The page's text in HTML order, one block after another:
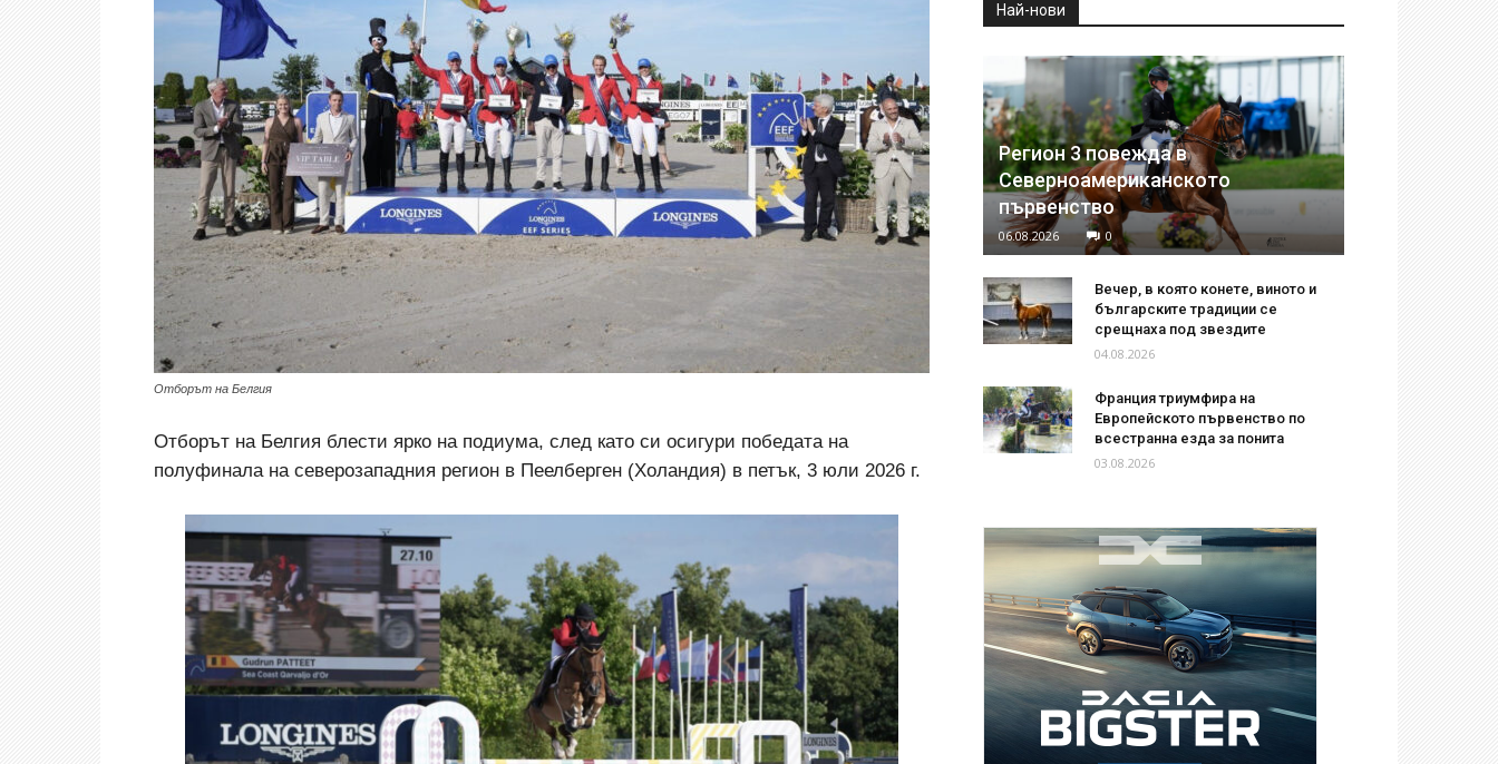
Отборът на Белгия
Отборът на Белгия блести ярко на подиума, след като си осигури победата на
полуфинала на северозападния регион в Пеелберген (Холандия) в петък, 3 юли 2026 г.
Най-нови
Регион 3 повежда в
Северноамериканското
първенство
06.08.2026 0
Вечер, в която конете, виното и
българските традиции се
срещнаха под звездите
04.08.2026
Франция триумфира на
Европейското първенство по
всестранна езда за понита
03.08.2026